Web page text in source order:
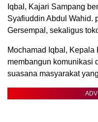
Iqbal, Kajari Sampang
Syafiuddin Abdul Wahid.
Gersempal, sekaligus
Mochamad Iqbal,
membangun komunikasi
suasana masyarakat